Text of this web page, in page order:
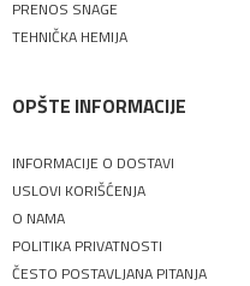
PRENOS SNAGE
TEHNIČKA HEMIJA
OPŠTE INFORMACIJE
INFORMACIJE O DOSTAVI
USLOVI KORIŠĆENJA
O NAMA
POLITIKA PRIVATNOSTI
ČESTO POSTAVLJANA PITANJA